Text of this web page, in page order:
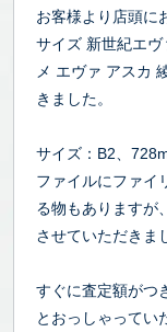
お客様より店頭に
サイズ 新世紀エ
メ エヴァ アスカ
きました。
サイズ：B2、
ファイルにファイ
る物もありますが
させていただきま
すぐに査定額がつ
とおっしゃってい